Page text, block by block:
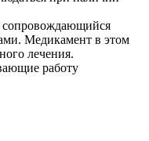
сопровождающийся
Медикамент в этом
лечения.
работу